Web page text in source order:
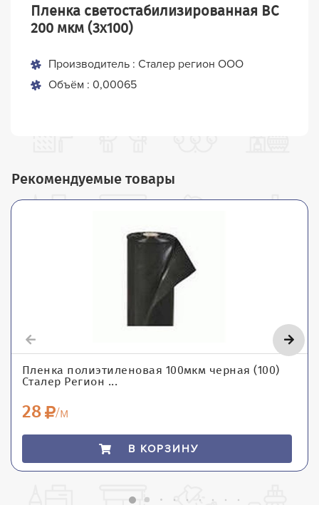
Пленка светостабилизированная ВС
200 мкм (3х100)
Производитель : Сталер регион ООО
Объём : 0,00065
Рекомендуемые товары
Пленка полиэтиленовая 100мкм черная (100)
Сталер Регион ...
28 /м
В КОРЗИНУ